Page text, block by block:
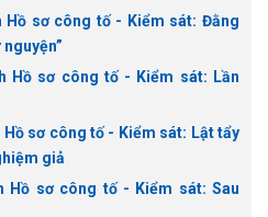
Hồ sơ công tố - Kiểm sát: Đằng
Hồ sơ công tố - Kiểm sát: Lần
sơ công tố - Kiểm sát: Lật tẩy
giả
Hồ sơ công tố - Kiểm sát: Sau